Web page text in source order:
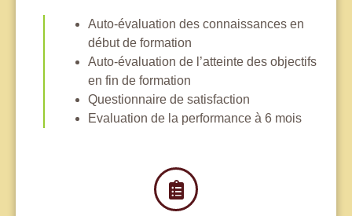
Auto-évaluation des connaissances en
début de formation
Auto-évaluation de l’atteinte des objectifs
en fin de formation
Questionnaire de satisfaction
Evaluation de la performance à 6 mois